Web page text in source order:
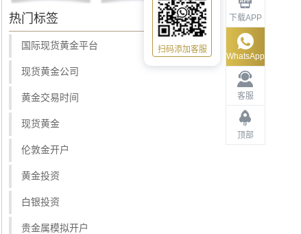
下载APP
客服
顶部
WhatsApp
扫码添加客服
热门标签
国际现货黄金平台
现货黄金公司
黄金交易时间
现货黄金
伦敦金开户
黄金投资
白银投资
贵金属模拟开户